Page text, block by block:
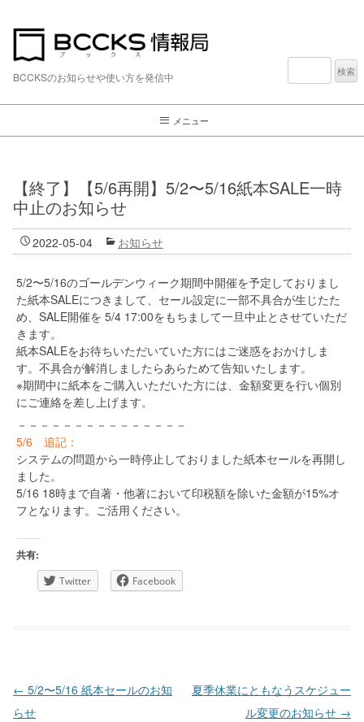
BCCKSのお知らせや使い方を発信中
検
メニュー
【終了】【5/6再開】5/2〜5/16紙本SALE一時
中止のお知らせ
2022-05-04 お知らせ
5/2〜5/16のゴールデンウィーク期間中開催を予定しておりまし
た紙本SALEにつきまして、セール設定に一部不具合が生じたた
め、SALE開催を 5/4 17:00をもちまして一旦中止とさせていただ
きます。
紙本SALEをお待ちいただいていた方にはご迷惑をおかけしま
す。不具合が解消しましたらあらためて告知いたします。
※期間中に紙本をご購入いただいた方には、金額変更を行い個別
にご連絡を差し上げます。
－－－－－－－－－－－－－－－
5/6 追記：
システムの問題から一時停止しておりました紙本セールを再開し
ました。
5/16 18時まで自著・他著において印税額を除いた金額が15%オ
フとなります。ご活用ください。
共有:
Twitter Facebook
投稿ナビゲーション
← 5/2〜5/16 紙本セールのお知
らせ
夏季休業にともなうスケジュー
ル変更のお知らせ →